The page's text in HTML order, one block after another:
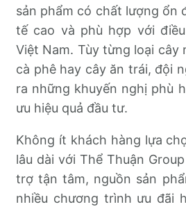
sản phẩm có chất lượng ổn
tế cao và phù hợp với
Việt Nam. Tùy từng loại cây
cà phê hay cây ăn trái, đội
ra những khuyến nghị phù
ưu hiệu quả đầu tư.
Không ít khách hàng lựa
lâu dài với Thể Thuận
trợ tận tâm, nguồn sản
nhiều chương trình ưu đãi